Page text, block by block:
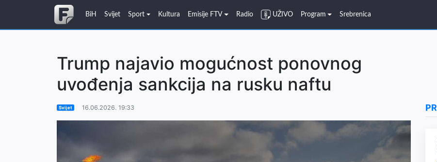
BiH Svijet Sport Kultura Emisije FTV Radio UŽIVO Program Srebrenica
Trump najavio mogućnost ponovnog
uvođenja sankcija na rusku naftu
Svijet 16.06.2026. 19:33